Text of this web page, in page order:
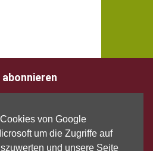
von Google
um die Zugriffe auf
und unsere Seite
Gutscheincode